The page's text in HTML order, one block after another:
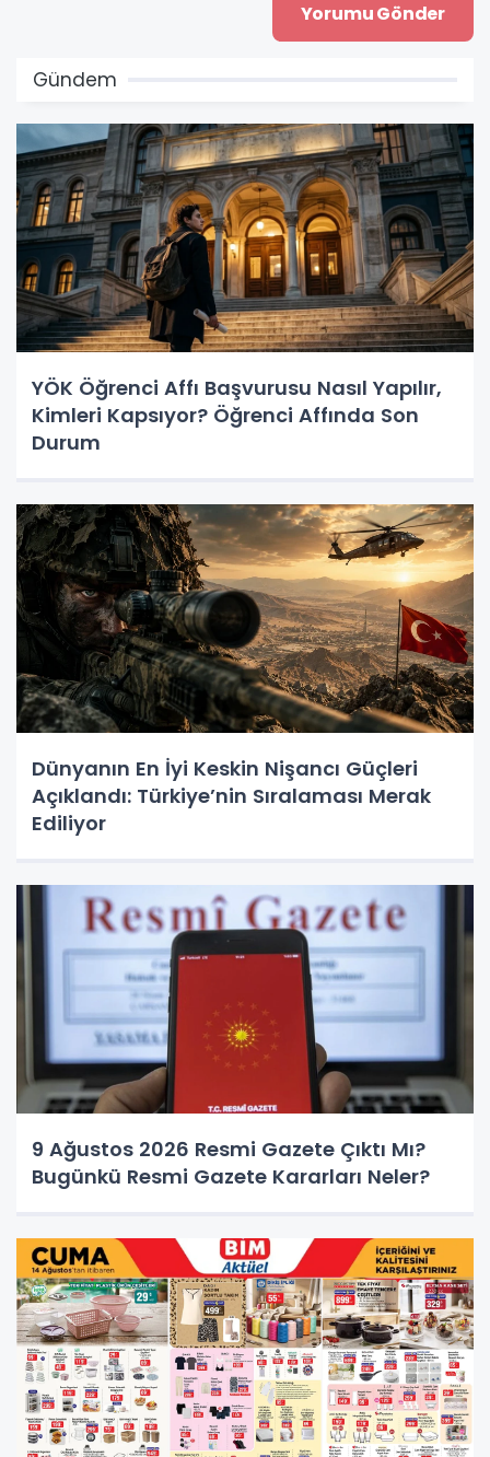
Gündem
YÖK Öğrenci Affı Başvurusu Nasıl Yapılır,
Kimleri Kapsıyor? Öğrenci Affında Son
Durum
Dünyanın En İyi Keskin Nişancı Güçleri
Açıklandı: Türkiye’nin Sıralaması Merak
Ediliyor
9 Ağustos 2026 Resmi Gazete Çıktı Mı?
Bugünkü Resmi Gazete Kararları Neler?